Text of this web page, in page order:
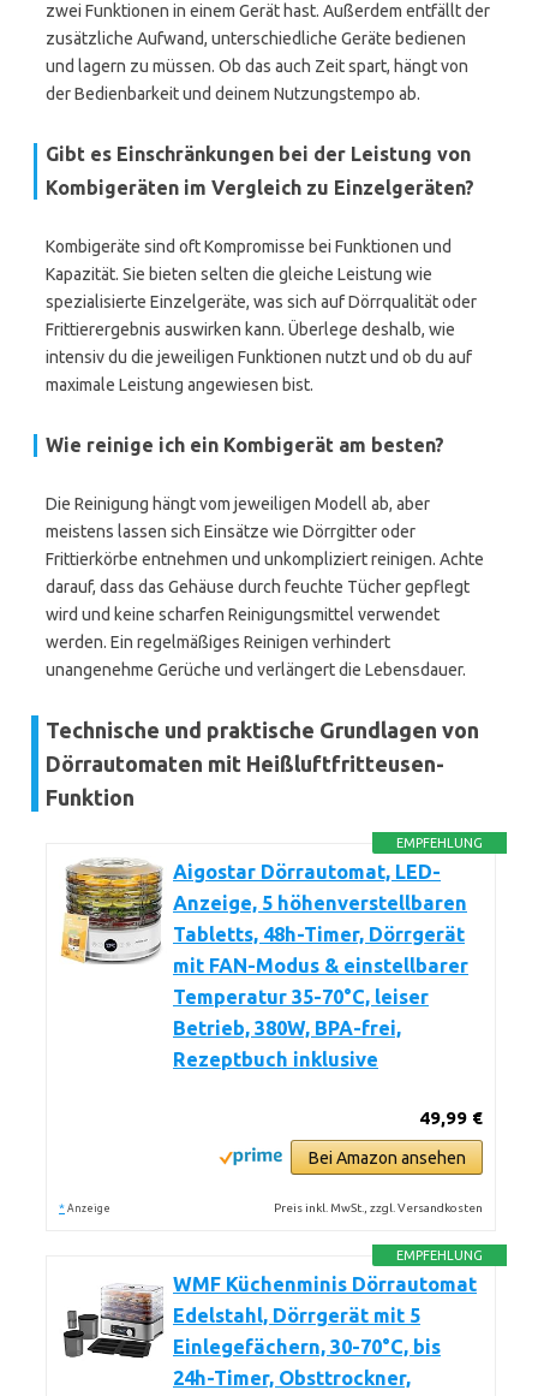
zwei Funktionen in einem Gerät hast. Außerdem entfällt der
zusätzliche Aufwand, unterschiedliche Geräte bedienen
und lagern zu müssen. Ob das auch Zeit spart, hängt von
der Bedienbarkeit und deinem Nutzungstempo ab.
Gibt es Einschränkungen bei der Leistung von
Kombigeräten im Vergleich zu Einzelgeräten?
Kombigeräte sind oft Kompromisse bei Funktionen und
Kapazität. Sie bieten selten die gleiche Leistung wie
spezialisierte Einzelgeräte, was sich auf Dörrqualität oder
Frittierergebnis auswirken kann. Überlege deshalb, wie
intensiv du die jeweiligen Funktionen nutzt und ob du auf
maximale Leistung angewiesen bist.
Wie reinige ich ein Kombigerät am besten?
Die Reinigung hängt vom jeweiligen Modell ab, aber
meistens lassen sich Einsätze wie Dörrgitter oder
Frittierkörbe entnehmen und unkompliziert reinigen. Achte
darauf, dass das Gehäuse durch feuchte Tücher gepflegt
wird und keine scharfen Reinigungsmittel verwendet
werden. Ein regelmäßiges Reinigen verhindert
unangenehme Gerüche und verlängert die Lebensdauer.
Technische und praktische Grundlagen von
Dörrautomaten mit Heißluftfritteusen-
Funktion
EMPFEHLUNG
Aigostar Dörrautomat, LED-
Anzeige, 5 höhenverstellbaren
Tabletts, 48h-Timer, Dörrgerät
mit FAN-Modus & einstellbarer
Temperatur 35-70°C, leiser
Betrieb, 380W, BPA-frei,
Rezeptbuch inklusive
49,99 €
Bei Amazon ansehen
* Anzeige Preis inkl. MwSt., zzgl. Versandkosten
EMPFEHLUNG
WMF Küchenminis Dörrautomat
Edelstahl, Dörrgerät mit 5
Einlegefächern, 30-70°C, bis
24h-Timer, Obsttrockner,